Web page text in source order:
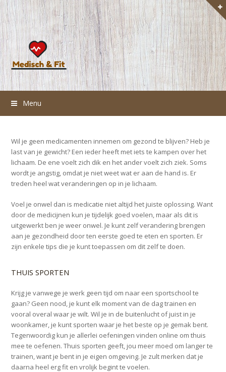
Menu
Wil je geen medicamenten innemen om gezond te blijven? Heb je
last van je gewicht? Een ieder heeft met iets te kampen over het
lichaam. De ene voelt zich dik en het ander voelt zich ziek. Soms
wordt je angstig, omdat je niet weet wat er aan de hand is. Er
treden heel wat veranderingen op in je lichaam.
Voel je onwel dan is medicatie niet altijd het juiste oplossing. Want
door de medicijnen kun je tijdelijk goed voelen, maar als dit is
uitgewerkt ben je weer onwel. Je kunt zelf verandering brengen
aan je gezondheid door ten eerste goed te eten en sporten. Er
zijn enkele tips die je kunt toepassen om dit zelf te doen.
THUIS SPORTEN
Krijg je vanwege je werk geen tijd om naar een sportschool te
gaan? Geen nood, je kunt elk moment van de dag trainen en
vooral overal waar je wilt. Wil je in de buitenlucht of juist in je
woonkamer, je kunt sporten waar je het beste op je gemak bent.
Tegenwoordig kun je allerlei oefeningen vinden online om thuis
mee te oefenen. Thuis sporten geeft, jou meer moed om langer te
trainen, want je bent in je eigen omgeving. Je zult merken dat je
daarna heel erg fit en vrolijk begint te voelen.